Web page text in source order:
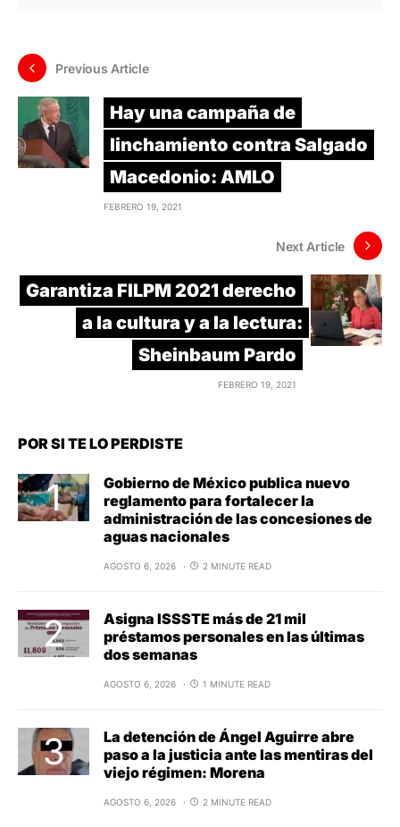
Previous Article
Hay una campaña de
linchamiento contra Salgado
Macedonio: AMLO
FEBRERO 19, 2021
Next Article
Garantiza FILPM 2021 derecho
a la cultura y a la lectura:
Sheinbaum Pardo
FEBRERO 19, 2021
POR SI TE LO PERDISTE
Gobierno de México publica nuevo
reglamento para fortalecer la
administración de las concesiones de
aguas nacionales
AGOSTO 6, 2026 2 MINUTE READ
Asigna ISSSTE más de 21 mil
préstamos personales en las últimas
dos semanas
AGOSTO 6, 2026 1 MINUTE READ
La detención de Ángel Aguirre abre
paso a la justicia ante las mentiras del
viejo régimen: Morena
AGOSTO 6, 2026 2 MINUTE READ